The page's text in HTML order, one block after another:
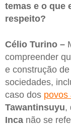
temas e o que
respeito?
Célio Turino –
compreender
e construção
sociedades,
caso dos povos
Tawantinsuyu,
Inca não se